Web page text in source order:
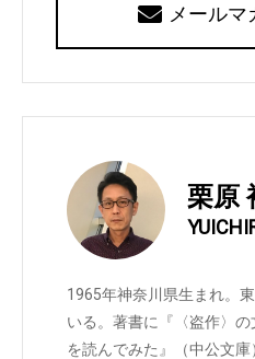
メールマ
栗原
1965年神奈川県生まれ。
いる。著書に『〈盗作〉
を読んでみた』（中公文